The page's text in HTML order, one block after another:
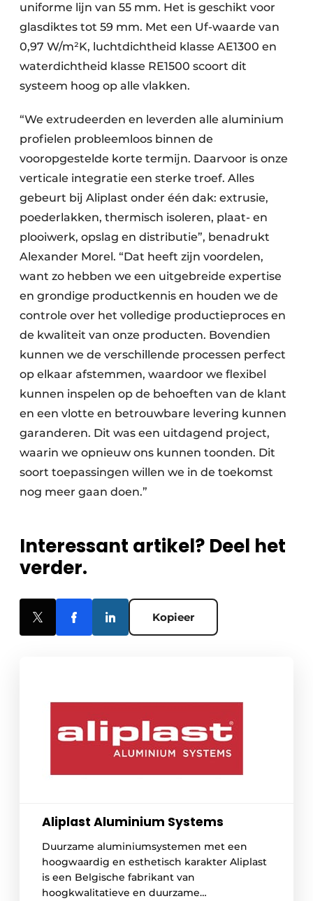
uniforme lijn van 55 mm. Het is geschikt voor
glasdiktes tot 59 mm. Met een Uf-waarde van
0,97 W/m²K, luchtdichtheid klasse AE1300 en
waterdichtheid klasse RE1500 scoort dit
systeem hoog op alle vlakken.
“We extrudeerden en leverden alle aluminium
profielen probleemloos binnen de
vooropgestelde korte termijn. Daarvoor is onze
verticale integratie een sterke troef. Alles
gebeurt bij Aliplast onder één dak: extrusie,
poederlakken, thermisch isoleren, plaat- en
plooiwerk, opslag en distributie”, benadrukt
Alexander Morel. “Dat heeft zijn voordelen,
want zo hebben we een uitgebreide expertise
en grondige productkennis en houden we de
controle over het volledige productieproces en
de kwaliteit van onze producten. Bovendien
kunnen we de verschillende processen perfect
op elkaar afstemmen, waardoor we flexibel
kunnen inspelen op de behoeften van de klant
en een vlotte en betrouwbare levering kunnen
garanderen. Dit was een uitdagend project,
waarin we opnieuw ons kunnen toonden. Dit
soort toepassingen willen we in de toekomst
nog meer gaan doen.”
Interessant artikel? Deel het
verder.
Kopieer
Aliplast Aluminium Systems
Duurzame aluminiumsystemen met een
hoogwaardig en esthetisch karakter Aliplast
is een Belgische fabrikant van
hoogkwalitatieve en duurzame